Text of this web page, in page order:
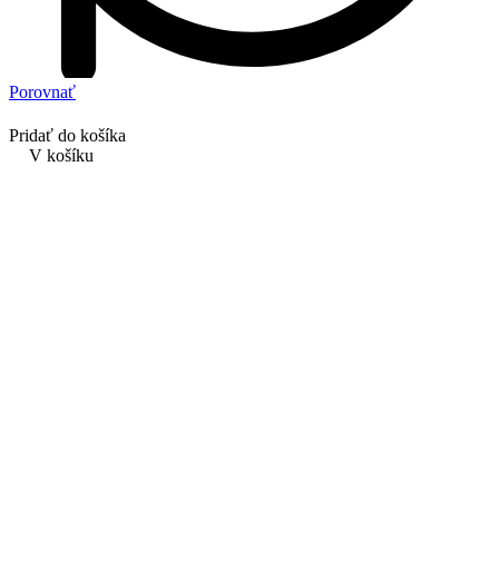
Porovnať
Pridať do košíka
V košíku